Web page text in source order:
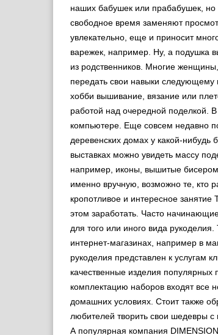
наших бабушек или прабабушек,
свободное время заменяют
увлекательно, еще и приносит
варежек, например. Ну, а подушка
из родственников. Многие
передать свои навыки
хобби вышивание, вязание или
работой над очередной поделкой.
компьютере. Еще совсем недавно
деревенских домах у какой-
выставках можно увидеть массу
например, иконы, вышитые
именно вручную, возможно те,
кропотливое и интересное
этом заработать. Часто
для того или иного вида
интернет-магазинах, например в
рукоделия представлен к услугам
качественные изделия популярных
комплектацию наборов входят
домашних условиях. Стоит также
любителей творить свои шедевры
А популярная компания